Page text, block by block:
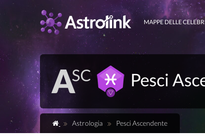
MAPPE DELLE
Pesci
Astrologia Pesci Ascendente